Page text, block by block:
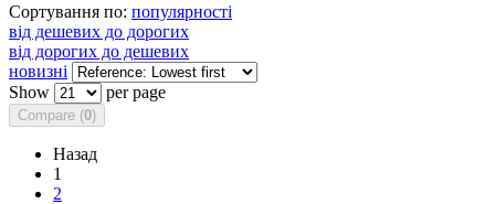
Сортування по: популярності
від дешевих до дорогих
від дорогих до дешевих
новизні
Show
per page
Compare (0)
Назад
1
2